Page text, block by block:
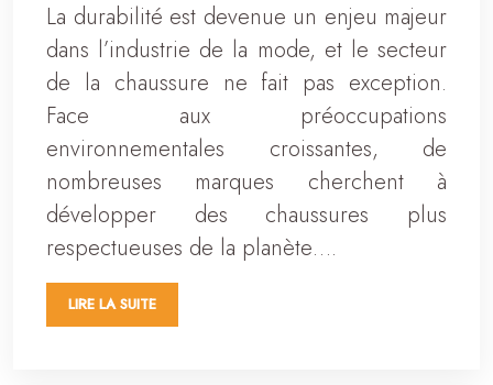
La durabilité est devenue un enjeu majeur
dans l’industrie de la mode, et le secteur
de la chaussure ne fait pas exception.
Face aux préoccupations
environnementales croissantes, de
nombreuses marques cherchent à
développer des chaussures plus
respectueuses de la planète….
LIRE LA SUITE